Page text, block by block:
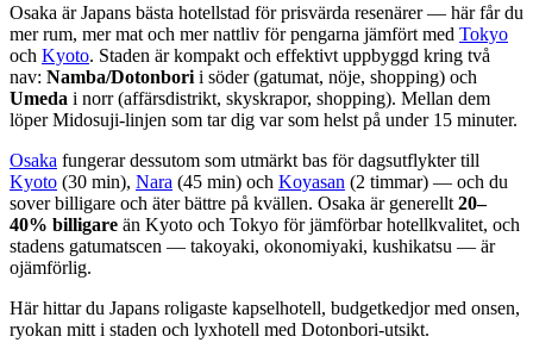
Osaka är Japans bästa hotellstad för prisvärda resenärer — här får du
mer rum, mer mat och mer nattliv för pengarna jämfört med Tokyo
och Kyoto. Staden är kompakt och effektivt uppbyggd kring två
nav: Namba/Dotonbori i söder (gatumat, nöje, shopping) och
Umeda i norr (affärsdistrikt, skyskrapor, shopping). Mellan dem
löper Midosuji-linjen som tar dig var som helst på under 15 minuter.
Osaka fungerar dessutom som utmärkt bas för dagsutflykter till
Kyoto (30 min), Nara (45 min) och Koyasan (2 timmar) — och du
sover billigare och äter bättre på kvällen. Osaka är generellt 20–
40% billigare än Kyoto och Tokyo för jämförbar hotellkvalitet, och
stadens gatumatscen — takoyaki, okonomiyaki, kushikatsu — är
ojämförlig.
Här hittar du Japans roligaste kapselhotell, budgetkedjor med onsen,
ryokan mitt i staden och lyxhotell med Dotonbori-utsikt.